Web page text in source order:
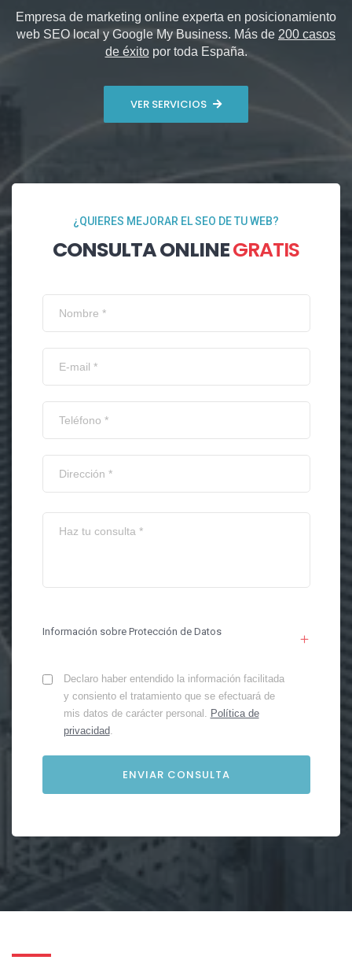
Empresa de marketing online experta en posicionamiento
web SEO local y Google My Business. Más de 200 casos
de éxitopor toda España.
VER SERVICIOS
¿QUIERES MEJORAR EL SEO DE TU WEB?
CONSULTA ONLINEGRATIS
Información sobre Protección de Datos
Declaro haber entendido la información facilitada
y consiento el tratamiento que se efectuará de
mis datos de carácter personal. Política de
privacidad.